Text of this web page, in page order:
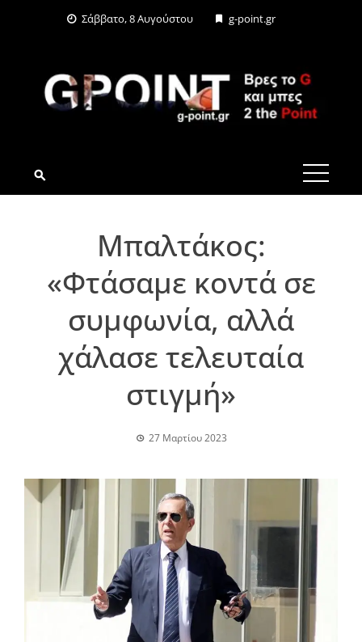
Σάββατο, 8 Αυγούστου g-point.gr
G-POINT.GR
Μπαλτάκος:
«Φτάσαμε κοντά σε
συμφωνία, αλλά
χάλασε τελευταία
στιγμή»
27 Μαρτίου 2023